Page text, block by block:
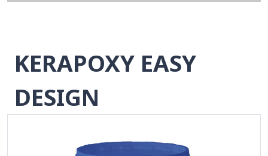
KERAPOXY EASY
DESIGN